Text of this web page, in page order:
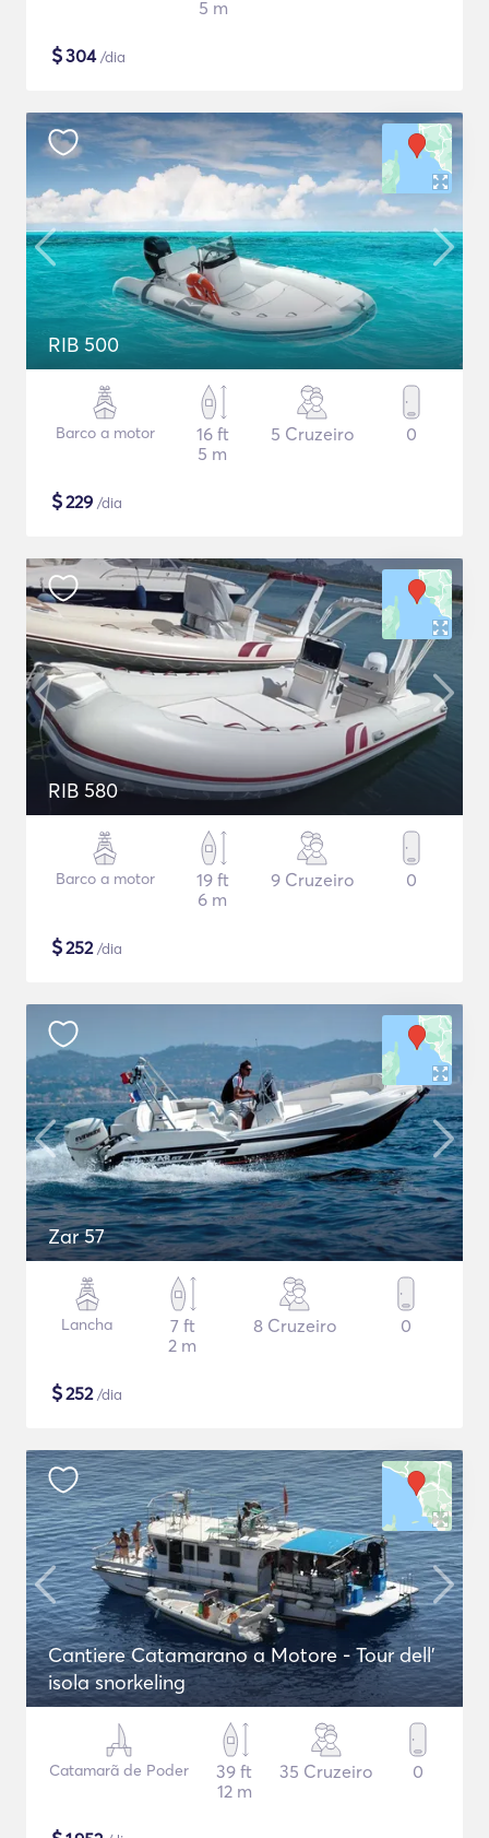
5 m
$304/dia
RIB 500
Barco a motor
16 ft
5 m
5 Cruzeiro 0
$229 /dia
RIB 580
Barco a motor
19 ft
6 m
9 Cruzeiro 0
$252/dia
Zar 57
Lancha
7 ft
2 m
8 Cruzeiro 0
$252/dia
Cantiere Catamarano a Motore - Tour dell'
isola snorkeling
Catamarã de Poder
39 ft
12 m
35 Cruzeiro 0